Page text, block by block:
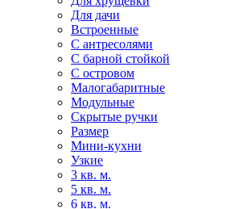
Для дачи
Встроенные
С антресолями
С барной стойкой
С островом
Малогабаритные
Модульные
Скрытые ручки
Размер
Мини-кухни
Узкие
3 кв. м.
5 кв. м.
6 кв. м.